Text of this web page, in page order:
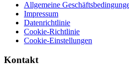
Allgemeine
Impressum
Datenrichtlinie
Cookie-Richtlinie
Cookie-Einstellungen
Kontakt